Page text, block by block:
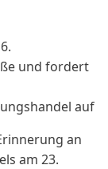
6.
und fordert
auf
an
am 23.